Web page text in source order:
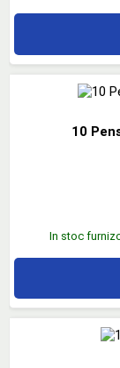
10
In stoc